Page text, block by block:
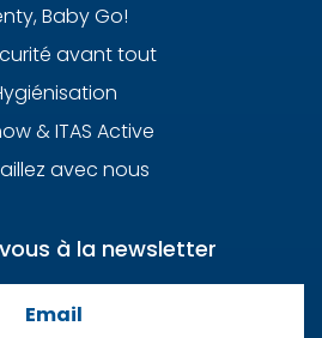
Baby Go!
avant tout
& ITAS Active
avec nous
à la newsletter
Email